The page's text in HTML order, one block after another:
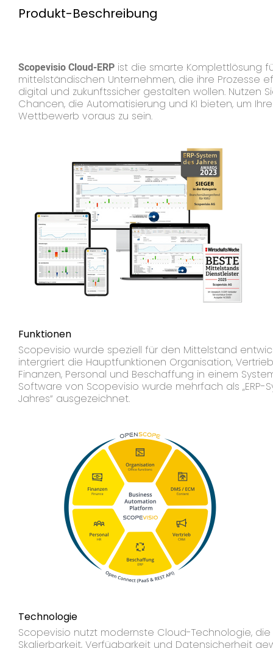
Produkt-Beschreibung
Scopevisio Cloud-ERP ist die smarte Komplettlösung
mittelständischen Unternehmen, die ihre Prozesse
digital und zukunftssicher gestalten wollen. Nutzen
Chancen, die Automatisierung und KI bieten, um
Wettbewerb voraus zu sein.
Funktionen
Scopevisio wurde speziell für den Mittelstand
intergriert die Hauptfunktionen Organisation, Vertrieb,
Finanzen, Personal und Beschaffung in einem
Software von Scopevisio wurde mehrfach als „ERP-
Jahres“ ausgezeichnet.
Technologie
Scopevisio nutzt modernste Cloud-Technologie,
Skalierbarkeit, Verfügbarkeit und Datensicherheit